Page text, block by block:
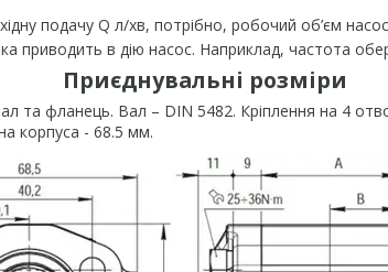
подачу Q л/хв, потрібно, робочий об’єм
приводить в дію насос. Наприклад, частота
Приєднувальні розміри
та фланець. Вал – DIN 5482. Кріплення на 4
корпуса - 68.5 мм.